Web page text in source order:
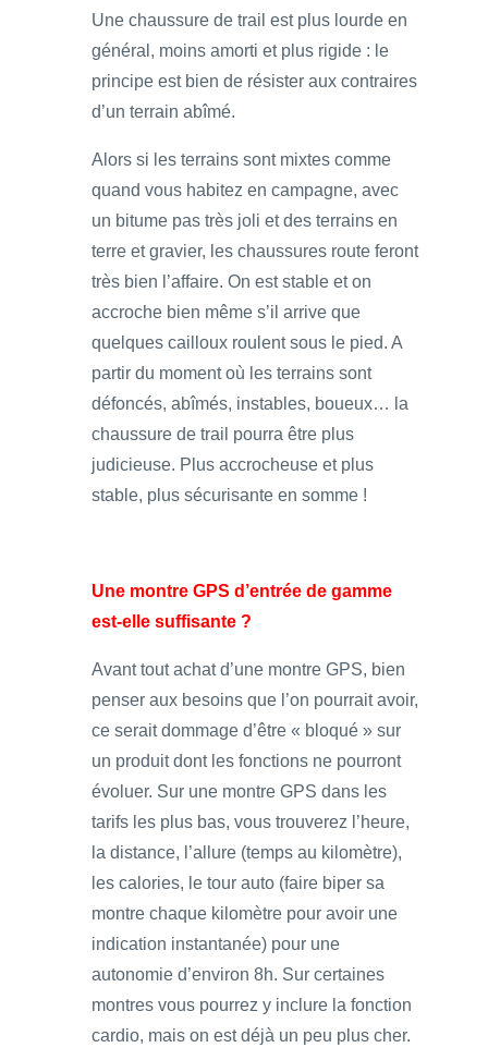
Une chaussure de trail est plus lourde en
général, moins amorti et plus rigide : le
principe est bien de résister aux contraires
d’un terrain abîmé.
Alors si les terrains sont mixtes comme
quand vous habitez en campagne, avec
un bitume pas très joli et des terrains en
terre et gravier, les chaussures route feront
très bien l’affaire. On est stable et on
accroche bien même s’il arrive que
quelques cailloux roulent sous le pied. A
partir du moment où les terrains sont
défoncés, abîmés, instables, boueux… la
chaussure de trail pourra être plus
judicieuse. Plus accrocheuse et plus
stable, plus sécurisante en somme !
Une montre GPS d’entrée de gamme
est-elle suffisante ?
Avant tout achat d’une montre GPS, bien
penser aux besoins que l’on pourrait avoir,
ce serait dommage d’être « bloqué » sur
un produit dont les fonctions ne pourront
évoluer. Sur une montre GPS dans les
tarifs les plus bas, vous trouverez l’heure,
la distance, l’allure (temps au kilomètre),
les calories, le tour auto (faire biper sa
montre chaque kilomètre pour avoir une
indication instantanée) pour une
autonomie d’environ 8h. Sur certaines
montres vous pourrez y inclure la fonction
cardio, mais on est déjà un peu plus cher.